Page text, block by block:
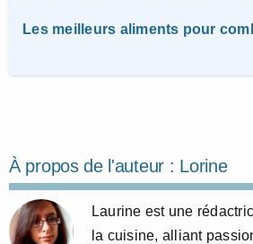
Les meilleurs aliments pour
À propos de l'auteur : Lorine
Laurine est une
la cuisine, alliant